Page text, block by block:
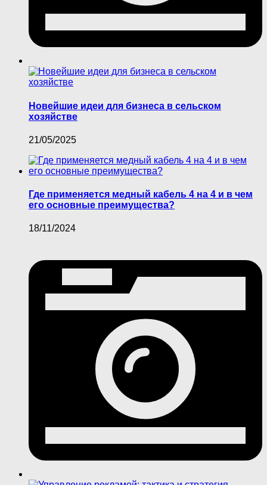
Новейшие идеи для бизнеса в сельском
хозяйстве
21/05/2025
Где применяется медный кабель 4 на 4 и в чем
его основные преимущества?
18/11/2024